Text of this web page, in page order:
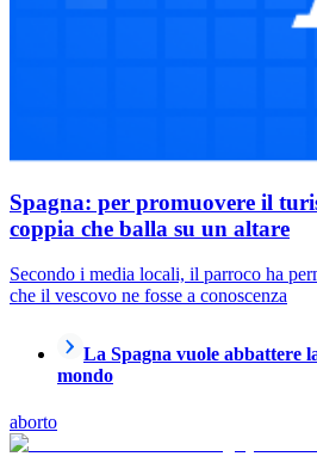
Spagna: per promuovere il
coppia che balla su un altare
Secondo i media locali, il parroco ha
che il vescovo ne fosse a conoscenza
La Spagna vuole abbattere
mondo
aborto